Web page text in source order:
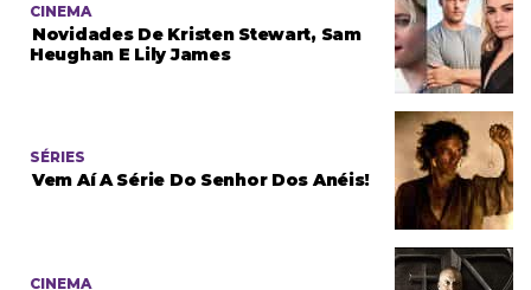
CINEMA
Novidades De Kristen Stewart, Sam
Heughan E Lily James
SÉRIES
Vem Aí A Série Do Senhor Dos Anéis!
CINEMA